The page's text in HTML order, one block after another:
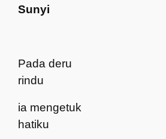
Sunyi
Pada deru
rindu
ia mengetuk
hatiku